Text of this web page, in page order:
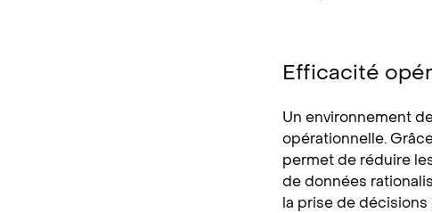
Efficacité
Un environnement
opérationnelle.
permet de réduire
de données
la prise de